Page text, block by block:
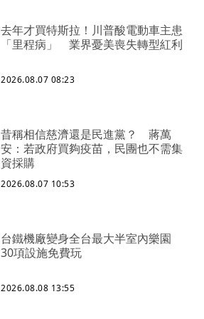
去年才買特斯拉！川普酸電動車主患
「里程病」 業界憂美喪失轉型紅利
2026.08.07 08:23
昔稱相信慈濟還是民進黨？ 蔣萬
安：若政府買夠疫苗，民團也不需集
資採購
2026.08.07 10:53
台鐵機廠變身全台最大半室內樂園
30項設施免費玩
2026.08.08 13:55